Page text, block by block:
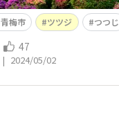
青梅市 ツツジ つつじ
47
| 2024/05/02